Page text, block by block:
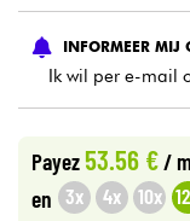
Kabels &
HiFi
Sets
INFORMEER MIJ
Ik wil per e-mail
Payez53.56 € /
en 3x 4x 10x